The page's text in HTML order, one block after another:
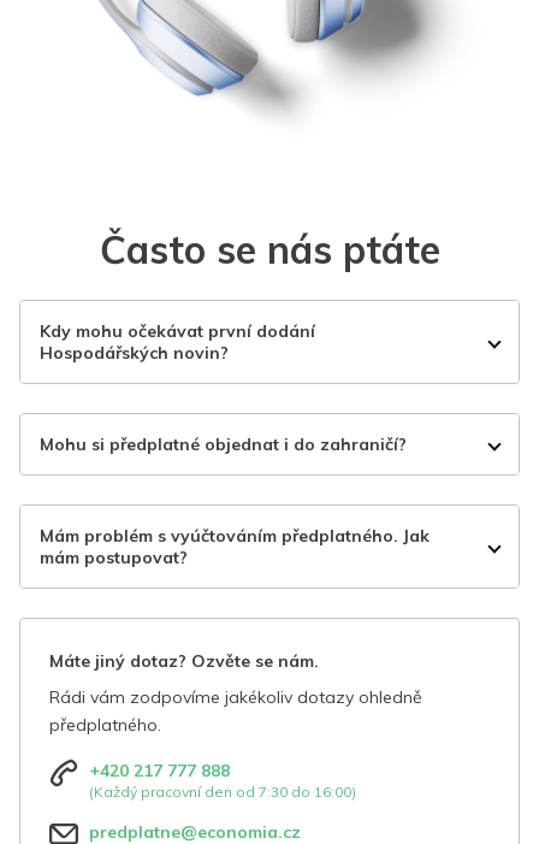
Často se nás ptáte
Kdy mohu očekávat první dodání
Hospodářských novin?
Mohu si předplatné objednat i do zahraničí?
Mám problém s vyúčtováním předplatného. Jak
mám postupovat?
Máte jiný dotaz? Ozvěte se nám.
Rádi vám zodpovíme jakékoliv dotazy ohledně
předplatného.
+420 217 777 888
(Každý pracovní den od 7:30 do 16:00)
predplatne@economia.cz